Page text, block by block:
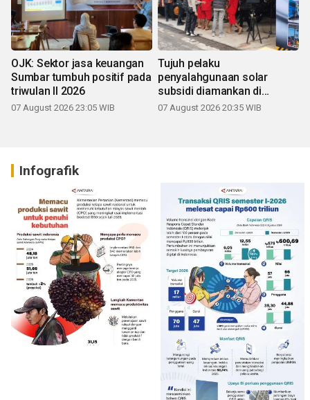
OJK: Sektor jasa keuangan
Sumbar tumbuh positif pada
triwulan II 2026
07 August 2026 23:05 WIB
Tujuh pelaku
penyalahgunaan solar
subsidi diamankan di
Sumbar
07 August 2026 20:35 WIB
Infografik